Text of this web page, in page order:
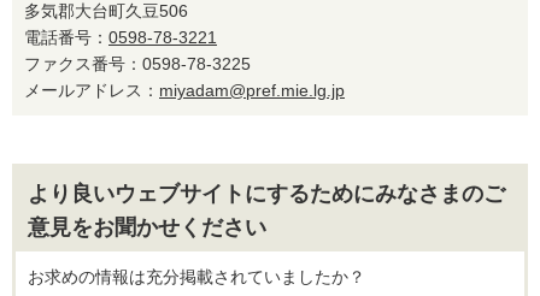
多気郡大台町久豆506
電話番号： 0598-78-3221
ファクス番号：0598-78-3225
メールアドレス： miyadam@pref.mie.lg.jp
より良いウェブサイトにするためにみなさまのご
意見をお聞かせください
お求めの情報は充分掲載されていましたか？